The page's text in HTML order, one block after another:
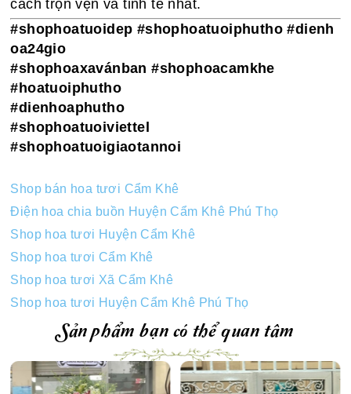
cách trọn vẹn và tinh tế nhất.
#shophoatuoidep #shophoatuoiphutho#dienh
oa24gio
#shophoaxavánban#shophoacamkhe
#hoatuoiphutho
#dienhoaphutho
#shophoatuoiviettel
#shophoatuoigiaotannoi
Shop bán hoa tươi Cẩm Khê
Điện hoa chia buồn Huyện Cẩm Khê Phú Thọ
Shop hoa tươi Huyện Cẩm Khê
Shop hoa tươi Cẩm Khê
Shop hoa tươi Xã Cẩm Khê
Shop hoa tươi Huyện Cẩm Khê Phú Thọ
Sản phẩm bạn có thể quan tâm